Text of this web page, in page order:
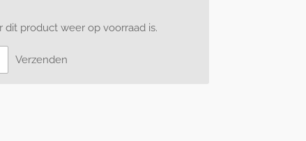
product weer op voorraad is.
Verzenden